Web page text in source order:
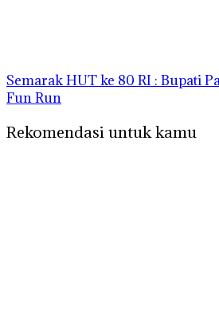
Semarak HUT ke 80 RI : Bupati
Fun Run
Rekomendasi untuk kamu